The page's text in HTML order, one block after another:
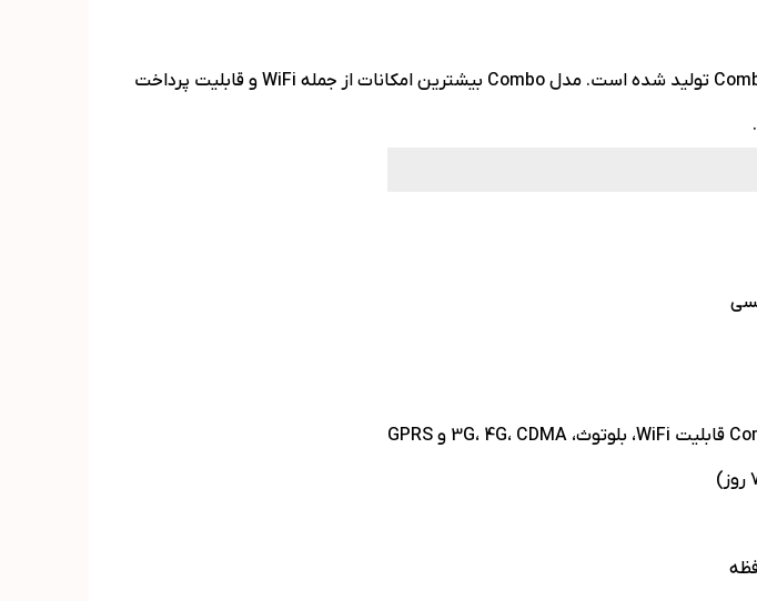
، محصولی از برند معتبر PAX Technology، در سه کلاس B، G و Combo تولید شده است. مدل Combo بیشترین امکانات از جمله WiFi و قابلیت پرداخت